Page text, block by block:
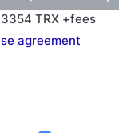
TRX +fees
agreement